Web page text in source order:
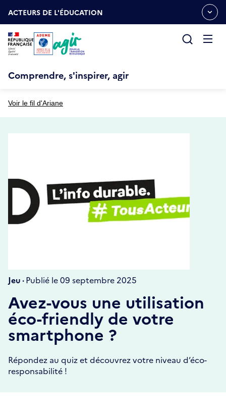
auOUVRIR
LE
MENU
ESPACE
ACTEURS DE L'ÉDUCATION
Comprendre, s'inspirer, agir
Voir le fil d'Ariane
Jeu ·Publié le 09 septembre 2025
Avez-vous une utilisation
éco-friendly de votre
smartphone ?
Répondez au quiz et découvrez votre niveau d’éco-
responsabilité !